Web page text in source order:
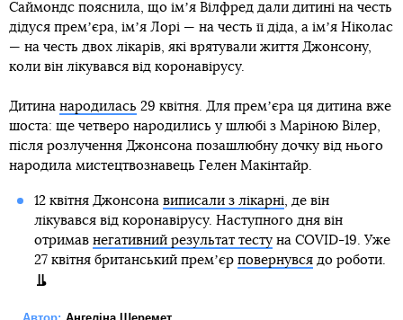
Саймондс пояснила, що імʼя Вілфред дали дитині на честь
дідуся премʼєра, імʼя Лорі — на честь її діда, а імʼя Ніколас
— на честь двох лікарів, які врятували життя Джонсону,
коли він лікувався від коронавірусу.
Дитина народилась 29 квітня. Для премʼєра ця дитина вже
шоста: ще четверо народились у шлюбі з Маріною Вілер,
після розлучення Джонсона позашлюбну дочку від нього
народила мистецтвознавець Гелен Макінтайр.
12 квітня Джонсона виписали з лікарні, де він
лікувався від коронавірусу. Наступного дня він
отримав негативний результат тестуна COVID-19. Уже
27 квітня британський премʼєр повернувсядо роботи.